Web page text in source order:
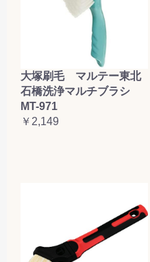
大塚刷毛 マルテー東北
石橋洗浄マルチブラシ
MT-971
￥2,149